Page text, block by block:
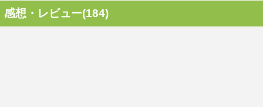
感想・レビュー(184)